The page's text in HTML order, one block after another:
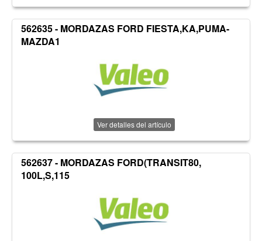
562635 - MORDAZAS FORD FIESTA,KA,PUMA-
MAZDA1
Ver detalles del artículo
562637 - MORDAZAS FORD(TRANSIT80,
100L,S,115